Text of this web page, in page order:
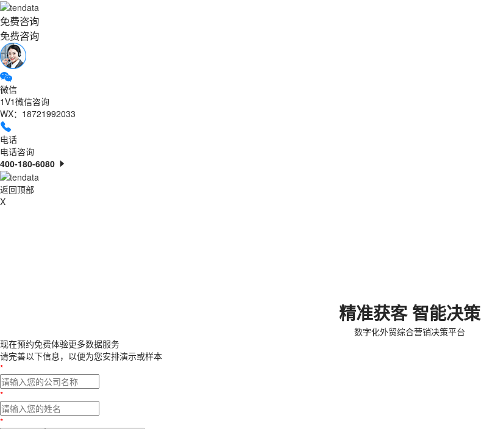
免费咨询
免费咨询
微信
1V1微信咨询
WX：18721992033
电话
电话咨询
400-180-6080
返回顶部
X
精准获客 智能决策
数字化外贸综合营销决策平台
现在预约免费体验更多数据服务
请完善以下信息，以便为您安排演示或样本
*
*
*